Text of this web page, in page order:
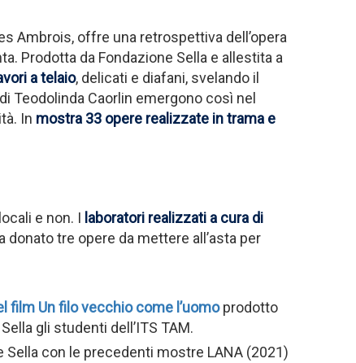
Ambrois, offre una retrospettiva dell’opera
Prodotta da Fondazione Sella e allestita a
a telaio, delicati e diafani, svelando il
Teodolinda Caorlin emergono così nel
In mostra 33 opere realizzate in trama e
e non. I laboratori realizzati a cura di
donato tre opere da mettere all’asta per
film Un filo vecchio come l’uomoprodotto
gli studenti dell’ITS TAM.
con le precedenti mostre LANA (2021)